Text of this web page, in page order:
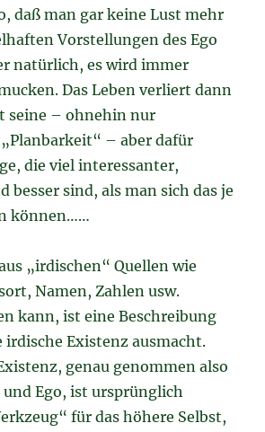
daß man gar keine Lust mehr
Vorstellungen des Ego
natürlich, es wird immer
Das Leben verliert dann
seine – ohnehin nur
– aber dafür
die viel interessanter,
besser sind, als man sich das je
können……
„irdischen“ Quellen wie
Namen, Zahlen usw.
kann, ist eine Beschreibung
irdische Existenz ausmacht.
genau genommen also
Ego, ist ursprünglich
für das höhere Selbst,